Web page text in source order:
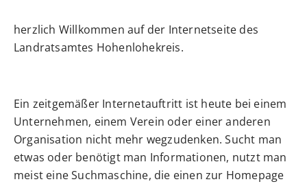
herzlich Willkommen auf der Internetseite des
Landratsamtes Hohenlohekreis.
Ein zeitgemäßer Internetauftritt ist heute bei einem
Unternehmen, einem Verein oder einer anderen
Organisation nicht mehr wegzudenken. Sucht man
etwas oder benötigt man Informationen, nutzt man
meist eine Suchmaschine, die einen zur Homepage